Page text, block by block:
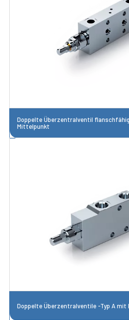
Doppelte Überzentralventil
Mittelpunkt
Doppelte Überzentralventile -Typ A